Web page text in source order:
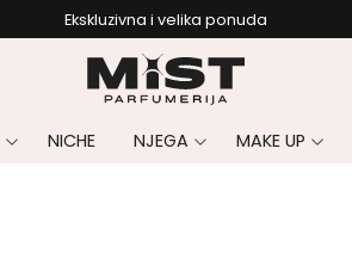
Ekskluzivna i velika ponuda
NICHE NJEGA MAKE UP